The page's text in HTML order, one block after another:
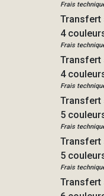
Frais
Transfert
4
Frais
Transfert
4
Frais
Transfert
5
Frais
Transfert
5
Frais
Transfert